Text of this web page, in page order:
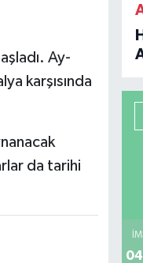
Ay-
karşısında
da tarihi